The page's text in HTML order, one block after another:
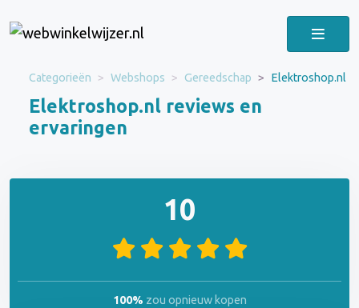
Categorieën Webshops Gereedschap Elektroshop.nl
Elektroshop.nl reviews en
ervaringen
10
100% zou opnieuw kopen